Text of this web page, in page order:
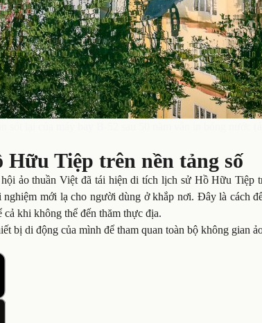
Hữu Tiệp trên nền tảng số
ảo thuần Việt đã tái hiện di tích lịch sử Hồ Hữu Tiệp
nghiệm mới lạ cho người dùng ở khắp nơi. Đây là cách
khi không thể đến thăm thực địa.
bị di động của mình để tham quan toàn bộ không gian